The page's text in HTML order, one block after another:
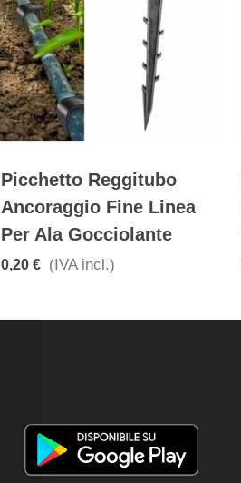
Picchetto Reggitubo
Ancoraggio Fine Linea
Per Ala Gocciolante
0,20 € (IVA incl.)